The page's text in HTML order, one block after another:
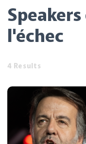
l'échec
4 Results